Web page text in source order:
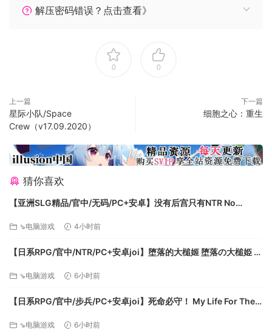
永远不会探索同一个迷宫两次。每次进入迷宫，都有全新体
响，产生无穷变化；你可以拿起剑、枪、铳、杖等武器，去冒
险，去战斗。
* 2D手绘的地下世界
无尽深渊，各种各样的地下生物在这里生活。机关、宝箱、泉
解压密码错误？点击查看》
0 0
上一篇
星际小队/Space
Crew（v17.09.2020）
下一篇
细胞之心：重生
猜你喜欢
【亚洲SLG精品/官中/无码/PC+安卓】没有后宫只有NTR No
⇘电脑游戏 4小时前
【日系RPG/官中/NTR/PC+安卓joi】堕落的大槌姬 堕落の大槌姫 官
⇘电脑游戏 6小时前
【日系RPG/官中/步兵/PC+安卓joi】死命必守！ My Life For Thee!
⇘电脑游戏 6小时前